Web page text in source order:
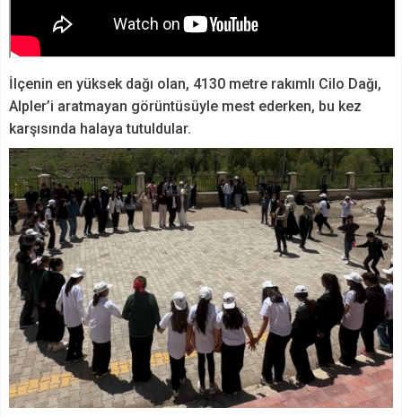
İlçenin en yüksek dağı olan, 4130 metre rakımlı Cilo Dağı,
Alpler’i aratmayan görüntüsüyle mest ederken, bu kez
karşısında halaya tutuldular.